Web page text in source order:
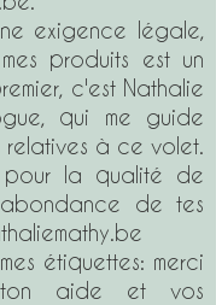
exigence légale,
produits est un
c'est Nathalie
qui me guide
à ce volet.
pour la qualité de
de tes
étiquettes: merci
ton aide et vos